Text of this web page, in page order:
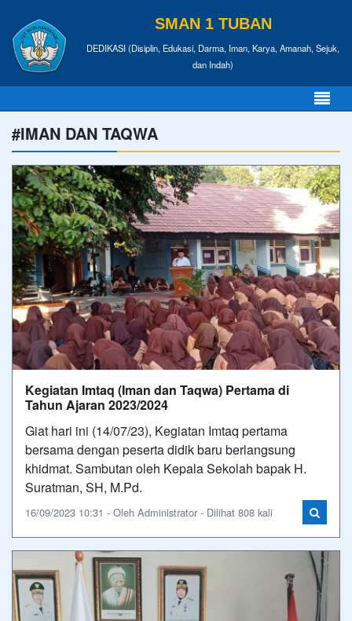
SMAN 1 TUBAN
DEDIKASI (Disiplin, Edukasi, Darma, Iman, Karya, Amanah, Sejuk,
dan Indah)
#IMAN DAN TAQWA
Kegiatan Imtaq (Iman dan Taqwa) Pertama di
Tahun Ajaran 2023/2024
Giat hari ini (14/07/23), Kegiatan Imtaq pertama
bersama dengan peserta didik baru berlangsung
khidmat. Sambutan oleh Kepala Sekolah bapak H.
Suratman, SH, M.Pd.
16/09/2023 10:31 - Oleh Administrator - Dilihat 808 kali